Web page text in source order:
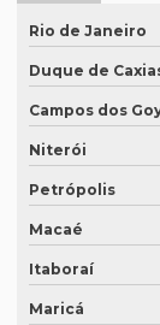
Empresa de
Empresa de
Empresa de
Empresa de
Empresa de
Empresa de
Empresa de
Rio de Janeiro
Duque de
Campos dos
Niterói
Petrópolis
Macaé
Itaboraí
Maricá